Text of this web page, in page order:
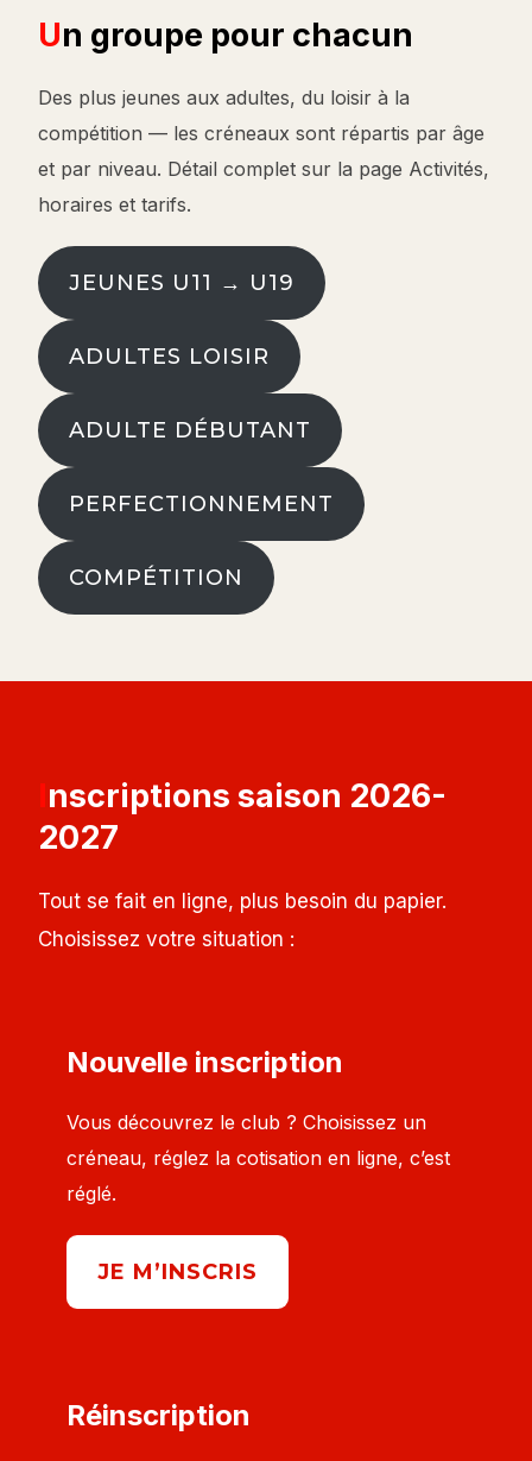
Un groupe pour chacun
Des plus jeunes aux adultes, du loisir à la
compétition — les créneaux sont répartis par âge
et par niveau. Détail complet sur la page Activités,
horaires et tarifs.
JEUNES U11 → U19
ADULTES LOISIR
ADULTE DÉBUTANT
PERFECTIONNEMENT
COMPÉTITION
Inscriptions saison 2026-
2027
Tout se fait en ligne, plus besoin du papier.
Choisissez votre situation :
Nouvelle inscription
Vous découvrez le club ? Choisissez un
créneau, réglez la cotisation en ligne, c’est
réglé.
JE M’INSCRIS
Réinscription